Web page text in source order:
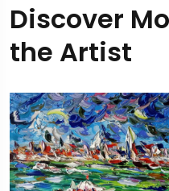
Discover
the Artist